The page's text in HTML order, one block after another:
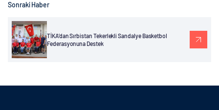
Sonraki Haber
TİKA’dan Sırbistan Tekerlekli Sandalye Basketbol
Federasyonuna Destek